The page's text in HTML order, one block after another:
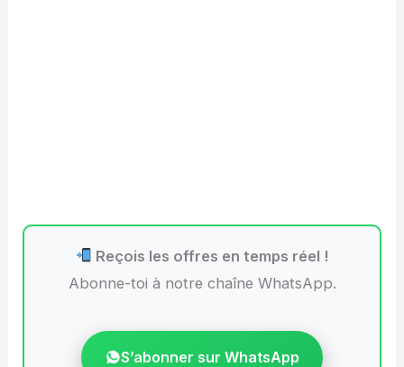
Reçois les offres en temps réel !
Abonne-toi à notre chaîne WhatsApp.
S’abonner sur WhatsApp